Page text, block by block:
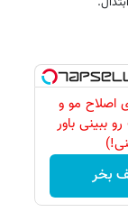
اصلاح مو و
ببینی باور
بخر